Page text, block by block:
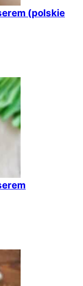
(polskie